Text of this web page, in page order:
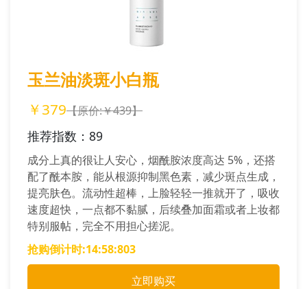
玉兰油淡斑小白瓶
￥379【原价:￥439】
推荐指数：89
成分上真的很让人安心，烟酰胺浓度高达 5%，还搭
配了酰本胺，能从根源抑制黑色素，减少斑点生成，
提亮肤色。流动性超棒，上脸轻轻一推就开了，吸收
速度超快，一点都不黏腻，后续叠加面霜或者上妆都
特别服帖，完全不用担心搓泥。
抢购倒计时:14:58:706
立即购买